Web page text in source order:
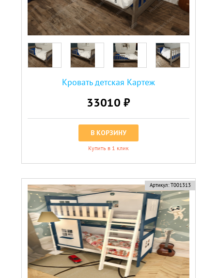
Кровать детская Картеж
33010 ₽
В КОРЗИНУ
Купить в 1 клик
Артикул: Т001313